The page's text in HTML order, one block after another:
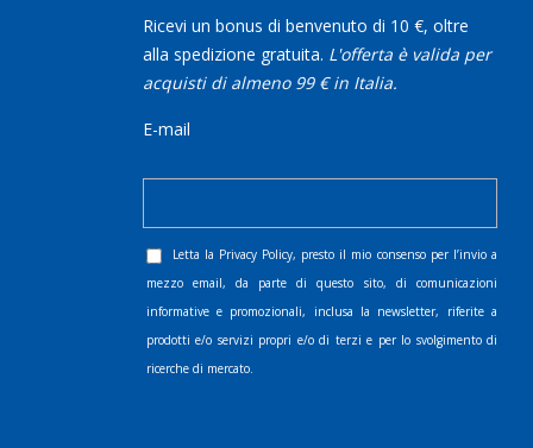
Ricevi un bonus di benvenuto di 10 €, oltre
alla spedizione gratuita. L'offerta è valida per
acquisti di almeno 99 € in Italia.
E-mail
Letta la Privacy Policy, presto il mio consenso per l’invio a
mezzo email, da parte di questo sito, di comunicazioni
informative e promozionali, inclusa la newsletter, riferite a
prodotti e/o servizi propri e/o di terzi e per lo svolgimento di
ricerche di mercato.